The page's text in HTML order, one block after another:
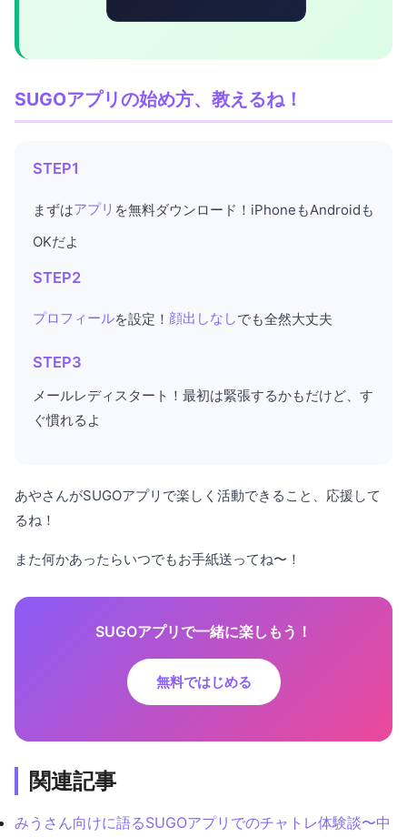
SUGOアプリの始め方、教えるね！
STEP1
まずはアプリ を無料ダウンロード！iPhoneもAndroidも
OKだよ
STEP2
プロフィールを設定！ 顔出しなしでも全然大丈夫
STEP3
メールレディスタート！最初は緊張するかもだけど、す
ぐ慣れるよ
あやさんがSUGOアプリで楽しく活動できること、応援して
るね！
また何かあったらいつでもお手紙送ってね〜！
SUGOアプリで一緒に楽しもう！
無料ではじめる
関連記事
みうさん向けに語るSUGOアプリでのチャトレ体験談〜中